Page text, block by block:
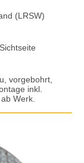
(LRSW)
vorgebohrt,
inkl.
Werk.